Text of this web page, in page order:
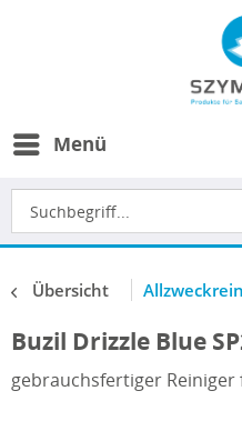
Menü
Übersicht
Buzil Drizzle Blue
gebrauchsfertiger